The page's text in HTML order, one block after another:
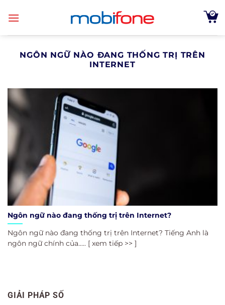
NGÔN NGỮ NÀO ĐANG THỐNG TRỊ TRÊN
INTERNET
Ngôn ngữ nào đang thống trị trên Internet?
Ngôn ngữ nào đang thống trị trên Internet? Tiếng Anh là
ngôn ngữ chính của..... [ xem tiếp >> ]
GIẢI PHÁP SỐ